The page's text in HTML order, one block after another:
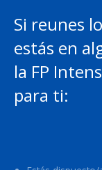
Si reunes
estás en
la FP
para ti: